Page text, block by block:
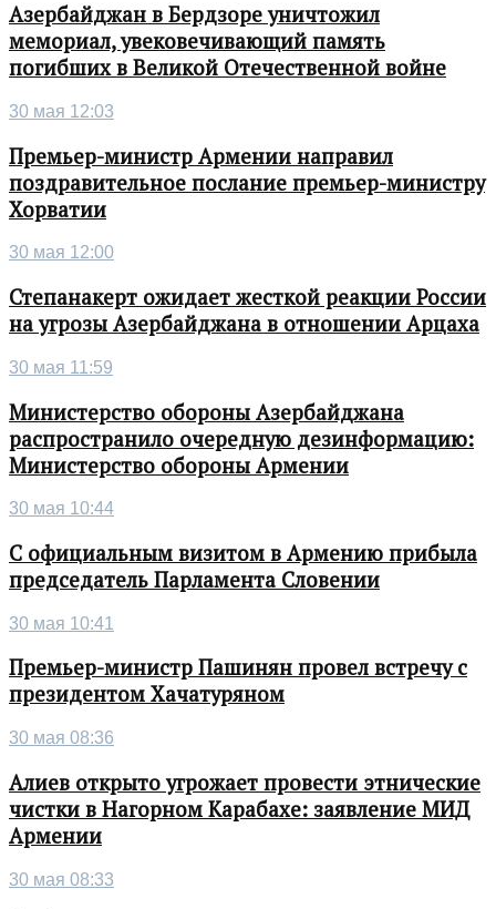
Азербайджан в Бердзоре уничтожил
мемориал, увековечивающий память
погибших в Великой Отечественной войне
30 мая 12:03
Премьер-министр Армении направил
поздравительное послание премьер-министру
Хорватии
30 мая 12:00
Степанакерт ожидает жесткой реакции России
на угрозы Азербайджана в отношении Арцаха
30 мая 11:59
Министерство обороны Азербайджана
распространило очередную дезинформацию:
Министерство обороны Армении
30 мая 10:44
С официальным визитом в Армению прибыла
председатель Парламента Словении
30 мая 10:41
Премьер-министр Пашинян провел встречу с
президентом Хачатуряном
30 мая 08:36
Алиев открыто угрожает провести этнические
чистки в Нагорном Карабахе: заявление МИД
Армении
30 мая 08:33